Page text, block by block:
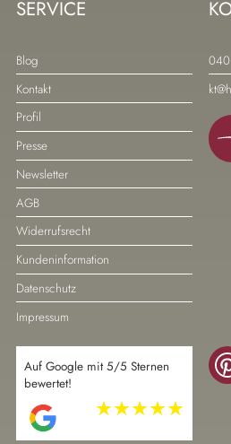
SERVICE
Navigation
überspringen
Blog
Kontakt
Profil
Presse
Newsletter
AGB
Widerrufsrecht
Kundeninformation
Datenschutz
Impressum
Auf Google mit 5/5 Sternen
bewertet!
Navigation
überspringen